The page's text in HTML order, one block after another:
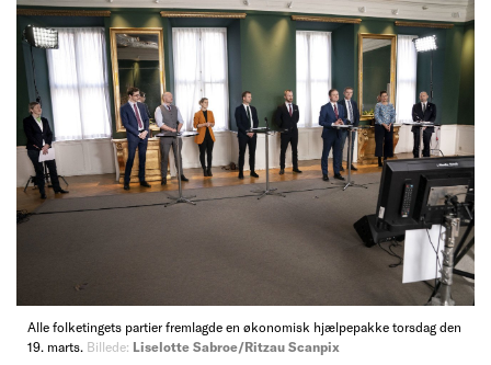
Alle folketingets partier fremlagde en økonomisk hjælpepakke torsdag den
19. marts. Billede: Liselotte Sabroe/Ritzau Scanpix